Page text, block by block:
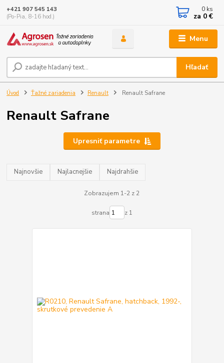
Menu
Hľadať
+421 907 545 143
(Po-Pia, 8-16 hod.)
0 ks
za 0 €
Úvod Ťažné zariadenia Renault Renault Safrane
Renault Safrane
Upresniť parametre
Najnovšie Najlacnejšie Najdrahšie
Zobrazujem 1-2 z 2
strana z 1